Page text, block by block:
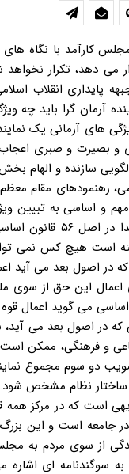
عنوان امینی عادل پاسداری کند، ثالثا در انجام وظایف وکالت، امانت و تقوا را رعایت کند، رابعا همواره به استقلال و اعتلای کشور و حفظ حقوق ملت و خدمت به مردم پایبند باشد، خامساً از قانون اساسی به عنوان خون بهای شهیدان دفاع کند، سادساً در گفته ها و نوشته ها و اظهار نظرها استقلال کشور و آزادی مردم و تامین مصالح آن ها را مد نظر داشته باشد. محتوا و مضامین بلند این سوگندنامه مبین ویژگی های یک نماینده آرمان گرا است. پاسداری از حریم اسلام، پاسداری از ودیعه ای که ملت به او سپرده است، پاسداری از دستاوردهای انقلاب اسلامی، رعایت امانت، عدالت، تقوی و تعهد، پایبندی به اصول، حفظ حقوق ملت و حفظ مصالح ملی کلید واژه های این سوگندنامه است. در سوگندنامه بر حفظ استقلال و اعتلای کشور چند بار تاکید شده است. در طول دوران ۳۳ ساله بعد از انقلاب شکوهمند اسلامی و تشکیل هشت مجلس قانون گذاری، ملت بزرگ ایران تلخ ترین و طاقت سوز ترین مجلس را در مجلس ششم آزموده است. به مصداق “تعرف الاشیاء باضدادها” نقش و جایگاه ویژه و برجسته مجلس مطلوب و آرمان گرا را با همه وجود لمس کرده است. دیده ایم که حضور عناصر ناصالح، ناهماهنگ با آرمان های امام، نظام و شهیدان و ایثارگران انقلاب اسلامی، همراهی با سیاست های مزورانه و پیچیده دشمنان در تقابل با اصل انقلاب و ارزش های انقلابی در سنگر مجلس چه آثار مخرب و تبعات ویران گر و غیر قابل جبرانی بر جای نهاده است. شاخص های نماینده آرمان گرا در وصیت نامه امام در وصیت نامه امام عظیم الشان(ره) با اشاره به حوادث صدر مشروطه و ضرورت عبرت آموزی از حوادث تلخ آن دوران مرارت بار، به نکات بسیار با ارزش، راه گشا و دقیقی اشاره شده است که از مجموعه آن ها به خوبی می توان به نظرات مبارک و مطاع آن عبد صالح دست